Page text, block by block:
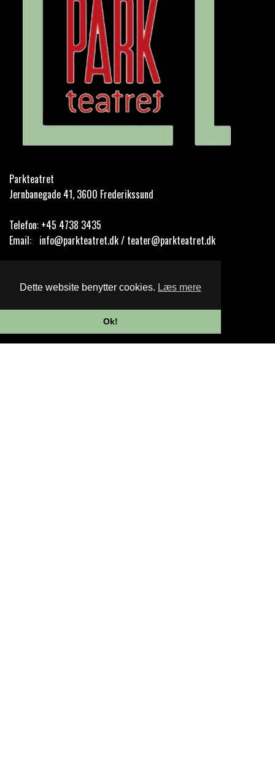
Dette website benytter cookies. Læs mere
Ok!
Parkteatret
Jernbanegade 41, 3600 Frederikssund
Telefon: +45 4738 3435
Email: info@parkteatret.dk / teater@parkteatret.dk